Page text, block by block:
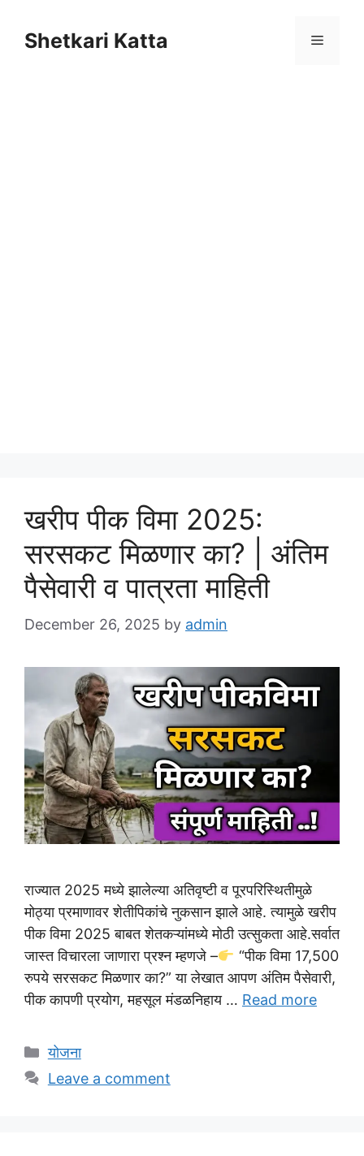
content
Shetkari Katta Menu
खरीप पीक विमा 2025:
सरसकट मिळणार का? | अंतिम
पैसेवारी व पात्रता माहिती
December 26, 2025 by admin
राज्यात 2025 मध्ये झालेल्या अतिवृष्टी व पूरपरिस्थितीमुळे
मोठ्या प्रमाणावर शेतीपिकांचे नुकसान झाले आहे. त्यामुळे खरीप
पीक विमा 2025 बाबत शेतकऱ्यांमध्ये मोठी उत्सुकता आहे.सर्वात
जास्त विचारला जाणारा प्रश्न म्हणजे –
“पीक विमा 17,500
रुपये सरसकट मिळणार का?” या लेखात आपण अंतिम पैसेवारी,
पीक कापणी प्रयोग, महसूल मंडळनिहाय … Read more
Categories
योजना
Leave a comment